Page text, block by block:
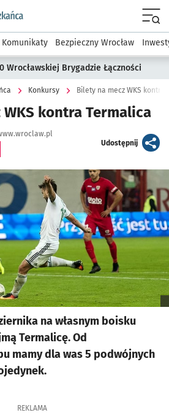
podserwis: Dla mieszkańca
Komunikaty Bezpieczny Wrocław
Wrocławskiej Brygadzie Łączności
Konkursy Bilety na mecz WKS kontra
kontra Termalica
Udostępnijartykuł
na własnym boisku
Termalicę. Od
mamy dla was 5 podwójnych
REKLAMA